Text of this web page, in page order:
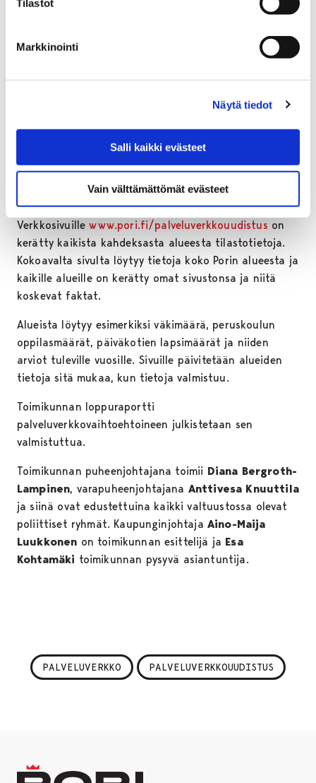
Tilastot
Markkinointi
Näytä tiedot
Salli kaikki evästeet
Vain välttämättömät evästeet
käyttää ja mitä pitäisi kehittää. Saamme tällä
sanoo Bergroth-Lampinen.
tiedotuskanaviensa Wilman ja Muksunetin kautta.
Verkkosivuille on kerätty
dataa alueista
Verkkosivuillewww.pori.fi/palveluverkkouudistus on
kerätty kaikista kahdeksasta alueesta tilastotietoja.
Kokoavalta sivulta löytyy tietoja koko Porin alueesta ja
kaikille alueille on kerätty omat sivustonsa ja niitä
koskevat faktat.
Alueista löytyy esimerkiksi väkimäärä, peruskoulun
oppilasmäärät, päiväkotien lapsimäärät ja niiden
arviot tuleville vuosille. Sivuille päivitetään alueiden
tietoja sitä mukaa, kun tietoja valmistuu.
Toimikunnan loppuraportti
palveluverkkovaihtoehtoineen julkistetaan sen
valmistuttua.
Toimikunnan puheenjohtajana toimii Diana Bergroth-
Lampinen, varapuheenjohtajana Anttivesa Knuuttila
ja siinä ovat edustettuina kaikki valtuustossa olevat
poliittiset ryhmät. Kaupunginjohtaja Aino-Maija
Luukkonen on toimikunnan esittelijä ja Esa
Kohtamäki toimikunnan pysyvä asiantuntija.
PALVELUVERKKO PALVELUVERKKOUUDISTUS